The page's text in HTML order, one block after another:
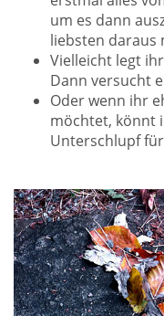
um es dann
liebsten daraus
Vielleicht legt
Dann versucht
Oder wenn ihr
möchtet, könnt
Unterschlupf